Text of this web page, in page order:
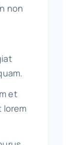
non
et
lorem